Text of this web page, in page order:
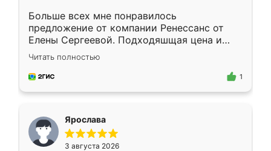
Больше всех мне понравилось
предложение от компании Ренессанс от
Елены Сергеевой. Подходяшщая цена и
короткие сроки изготовления. Приехавший
для замера сотрудник Владислав
предложил по моему эскизу самый
Читать полностью
1
Ярослава
3 августа 2026